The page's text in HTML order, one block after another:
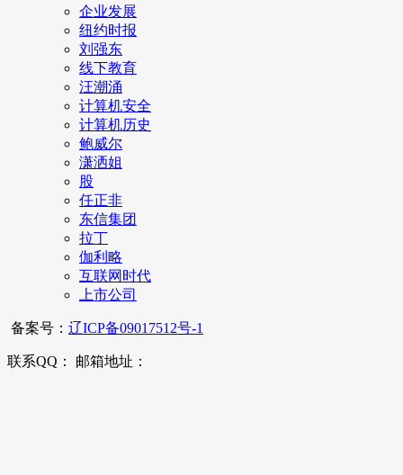
企业发展
纽约时报
刘强东
线下教育
汪潮涌
计算机安全
计算机历史
鲍威尔
潇洒姐
股
任正非
东信集团
拉丁
伽利略
互联网时代
上市公司
备案号： 辽ICP备09017512号-1
联系QQ： 邮箱地址：